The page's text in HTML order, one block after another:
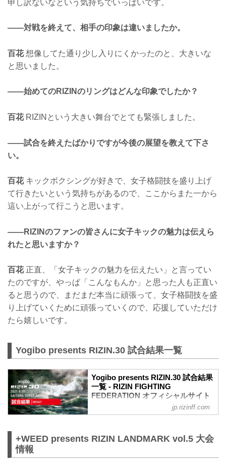
申し訳ないなという気持ちでいっぱいです。
——対戦を終えて、相手の印象は違いましたか。
百花想像してた通り少し入りにくかったのと、大きいな
と思いました。
——始めてのRIZINのリングはどんな印象でしたか？
百花RIZINという大きい舞台でとても緊張しました。
——試合を終えたばかりですが今後の展望を教えて下さ
い。
百花キックボクシングが好きで、女子格闘技を盛り上げ
て行きたいという気持ちがあるので、ここからまた一から
這い上がって行こうと思います。
——RIZINのファンの皆さんに女子キックの魅力は伝えら
れたと思いますか？
百花正直、「女子キックの魅力を伝えたい」と言ってい
たのですが、やっぱ「こんなもんか」と思った人も正直い
ると思うので、まだまだ本当に頑張って、女子格闘技を盛
り上げていくために頑張っていくので、応援していただけ
たら嬉しいです。
Yogibo presents RIZIN.30 試合結果一覧
Yogibo presents RIZIN.30 試合結果
一覧 - RIZIN FIGHTING
FEDERATION オフィシャルサイト
第10試合／バンタム級トーナメント 2回
3R（61.0kg）
（LOSE）
jp.rizinff.com
+WEED presents RIZIN LANDMARK vol.5 大会
情報